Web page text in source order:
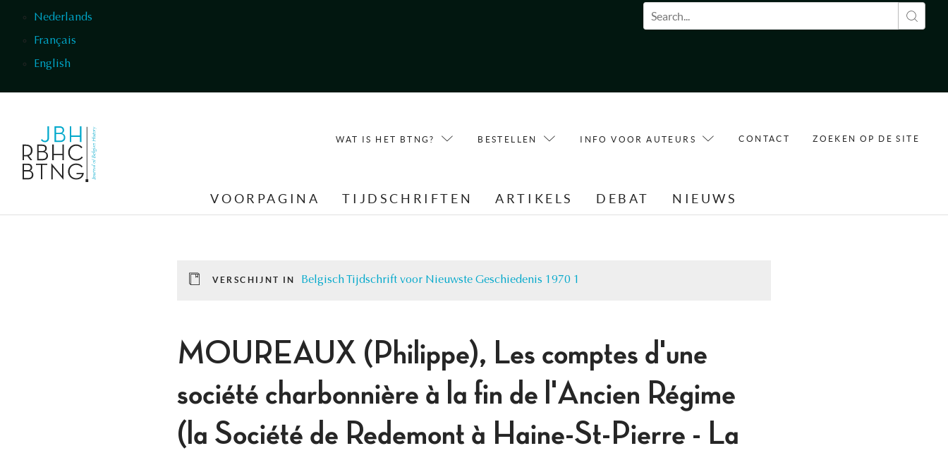
Nederlands
Français
English
Zoekveld
WAT IS HET BTNG? BESTELLEN INFO VOOR AUTEURS CONTACT ZOEKEN OP DE SITE
VOORPAGINA TIJDSCHRIFTEN ARTIKELS DEBAT NIEUWS
VERSCHIJNT IN Belgisch Tijdschrift voor Nieuwste Geschiedenis 1970 1
MOUREAUX (Philippe), Les comptes d'une
société charbonnière à la fin de l'Ancien Régime
(la Société de Redemont à Haine-St-Pierre - La